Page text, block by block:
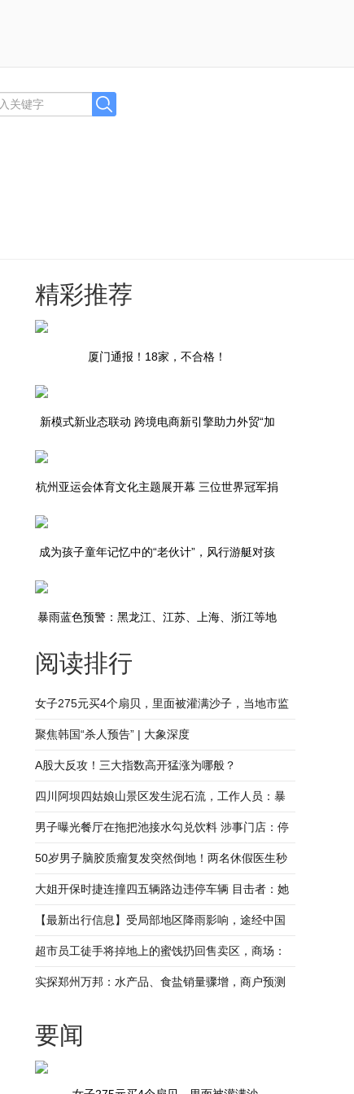
精彩推荐
厦门通报！18家，不合格！
新模式新业态联动 跨境电商新引擎助力外贸“加
杭州亚运会体育文化主题展开幕 三位世界冠军捐
成为孩子童年记忆中的“老伙计”，风行游艇对孩
暴雨蓝色预警：黑龙江、江苏、上海、浙江等地
部分地区有大到暴雨
阅读排行
女子275元买4个扇贝，里面被灌满沙子，当地市监
局：已介入调查
聚焦韩国“杀人预告” | 大象深度
A股大反攻！三大指数高开猛涨为哪般？
四川阿坝四姑娘山景区发生泥石流，工作人员：暴
雨导致游客已安全撤离
男子曝光餐厅在拖把池接水勾兑饮料 涉事门店：停
业整顿 店长免职
50岁男子脑胶质瘤复发突然倒地！两名休假医生秒
切“救人模式”
大姐开保时捷连撞四五辆路边违停车辆 目击者：她
下车连车牌号都记不清了
【最新出行信息】受局部地区降雨影响，途经中国
铁路郑州局集团有限公司部分列车停运或晚点运行
超市员工徒手将掉地上的蜜饯扔回售卖区，商场：
已知道此事，正在处理
实探郑州万邦：水产品、食盐销量骤增，商户预测
要闻